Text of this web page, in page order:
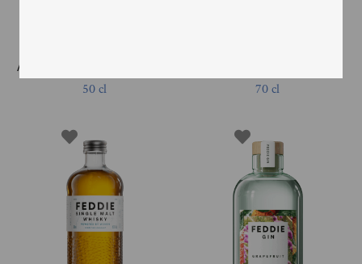
Attling Double Trouble Gin
50 cl 70 cl